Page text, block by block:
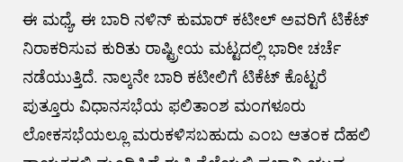
ಈ ಮಧ್ಯೆ, ಈ ಬಾರಿ ನಳಿನ್ ಕುಮಾರ್ ಕಟೀಲ್‌ ಅವರಿಗೆ ಟಿಕೆಟ್
ನಿರಾಕರಿಸುವ ಕುರಿತು ರಾಷ್ಟ್ರೀಯ ಮಟ್ಟದಲ್ಲಿ ಭಾರೀ ಚರ್ಚೆ
ನಡೆಯುತ್ತಿದೆ. ನಾಲ್ಕನೇ ಬಾರಿ ಕಟೀಲಿಗೆ ಟಿಕೆಟ್ ಕೊಟ್ಟರೆ
ಪುತ್ತೂರು ವಿಧಾನಸಭೆಯ ಫಲಿತಾಂಶ ಮಂಗಳೂರು
ಲೋಕಸಭೆಯಲ್ಲೂ ಮರುಕಳಿಸಬಹುದು ಎಂಬ ಆತಂಕ ದೆಹಲಿ